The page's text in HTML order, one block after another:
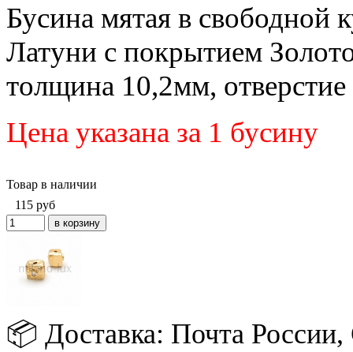
Бусина мятая в свободной
Латуни с покрытием
толщина 10,2мм,
Цена указана за 1 бусину
Товар в наличии
115 руб
📦 Доставка: Почта